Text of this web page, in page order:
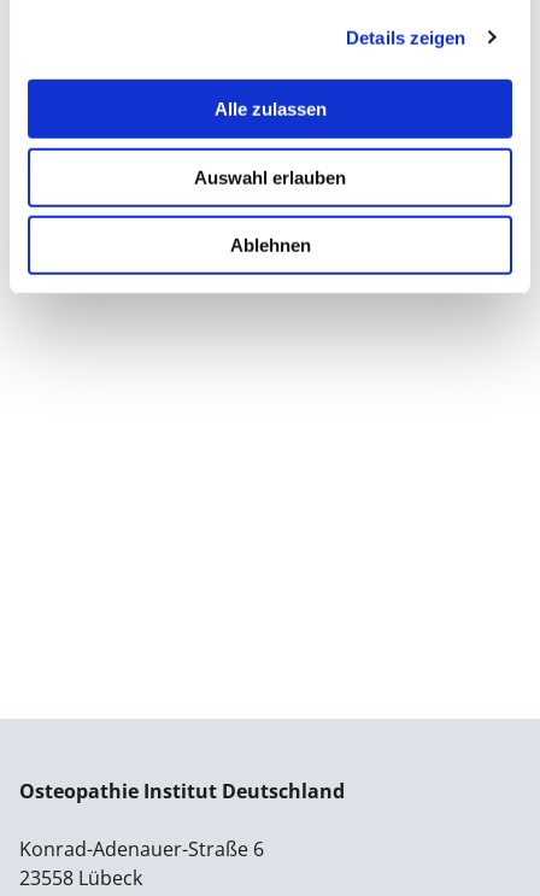
Details zeigen
Alle zulassen
Auswahl erlauben
Ablehnen
Osteopathie Institut Deutschland
Konrad-Adenauer-Straße 6
23558 Lübeck